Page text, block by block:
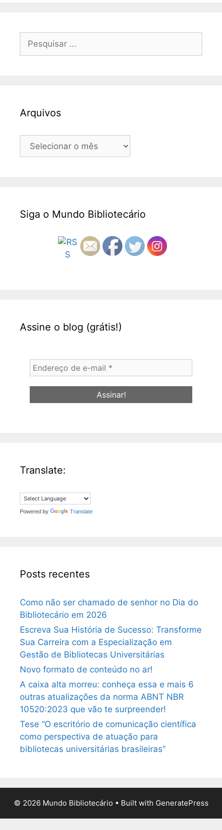
Pesquisar
Arquivos
Arquivos
Siga o Mundo Bibliotecário
Assine o blog (grátis!)
Endereço
de
e-
Translate:
Powered by Translate
Posts recentes
Como não ser chamado de senhor no Dia do
Bibliotecário em 2026
Escreva Sua História de Sucesso: Transforme
Sua Carreira com a Especialização em
Gestão de Bibliotecas Universitárias
Novo formato de conteúdo no ar!
A caixa alta morreu: conheça essa e mais 6
outras atualizações da norma ABNT NBR
10520:2023 que vão te surpreender!
Tese “O escritório de comunicação científica
como perspectiva de atuação para
bibliotecas universitárias brasileiras”
© 2026 Mundo Bibliotecário • Built with GeneratePress